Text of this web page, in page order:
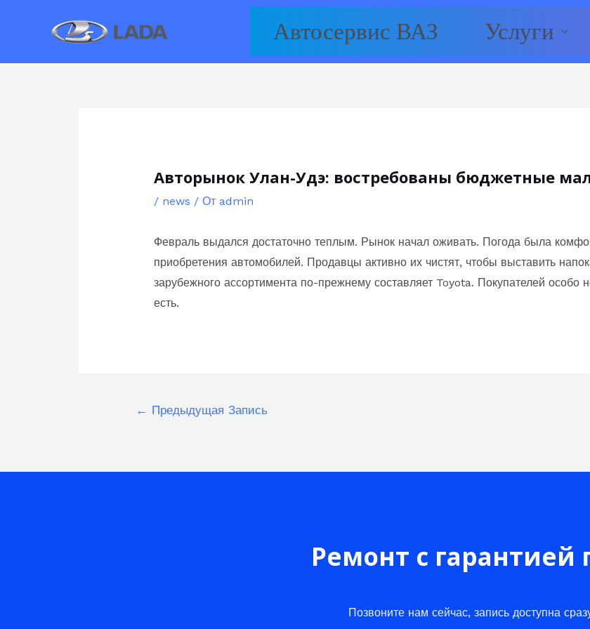
Автосервис ВАЗ Услуги
Авторынок Улан-Удэ: востребованы бюджетные
/ news / От admin
Февраль выдался достаточно теплым. Рынок начал оживать. Погода была
приобретения автомобилей. Продавцы активно их чистят, чтобы выставить
зарубежного ассортимента по-прежнему составляет Toyota. Покупателей особо
есть.
Навигация
← Предыдущая Запись
Ремонт с гарантией
Позвоните нам сейчас, запись доступна